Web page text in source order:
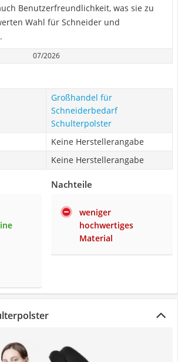
Benutzerfreundlichkeit, was sie zu
Wahl für Schneider und
07/2026
Großhandel für
Schneiderbedarf
Schulterpolster
Keine Herstellerangabe
Keine Herstellerangabe
Nachteile
weniger
hochwertiges
Material